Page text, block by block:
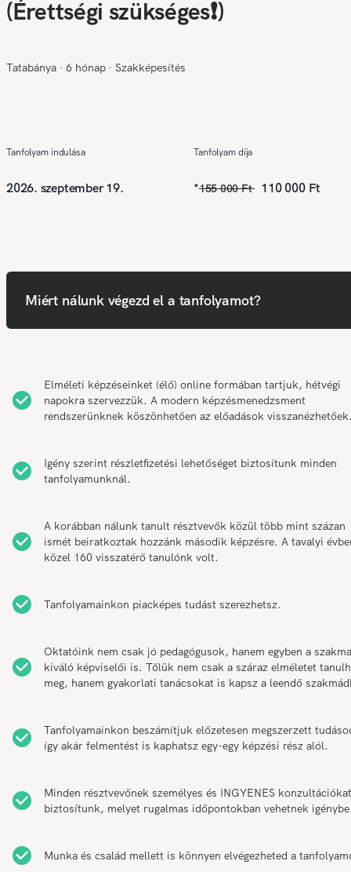
(Érettségi szükséges❗)
Tatabánya ∙ 6 hónap ∙ Szakképesítés
Tanfolyam indulása
2026. szeptember 19.
Tanfolyam díja
*155 000 Ft 110 000 Ft
Miért nálunk végezd el a tanfolyamot?
Elméleti képzéseinket (élő) online formában tartjuk, hétvégi
napokra szervezzük. A modern képzésmenedzsment
rendszerünknek köszönhetően az előadások
Igény szerint részletfizetési lehetőséget biztosítunk minden
tanfolyamunknál.
A korábban nálunk tanult résztvevők közül több mint százan
ismét beiratkoztak hozzánk második képzésre. A tavalyi
közel 160 visszatérő tanulónk volt.
Tanfolyamainkon piacképes tudást szerezhetsz.
Oktatóink nem csak jó pedagógusok, hanem egyben a szakma
kiváló képviselői is. Tőlük nem csak a száraz elméletet
meg, hanem gyakorlati tanácsokat is kapsz a leendő
Tanfolyamainkon beszámítjuk előzetesen megszerzett
így akár felmentést is kaphatsz egy-egy képzési rész alól.
Minden résztvevőnek személyes és INGYENES konzultációkat
biztosítunk, melyet rugalmas időpontokban vehetnek
Munka és család mellett is könnyen elvégezheted a